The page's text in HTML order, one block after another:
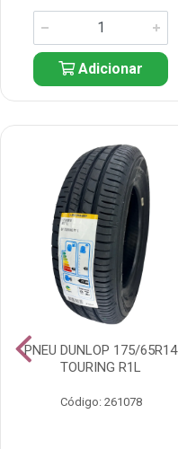
Adicionar
PNEU DUNLOP 175/65R14
TOURING R1L
Código: 261078